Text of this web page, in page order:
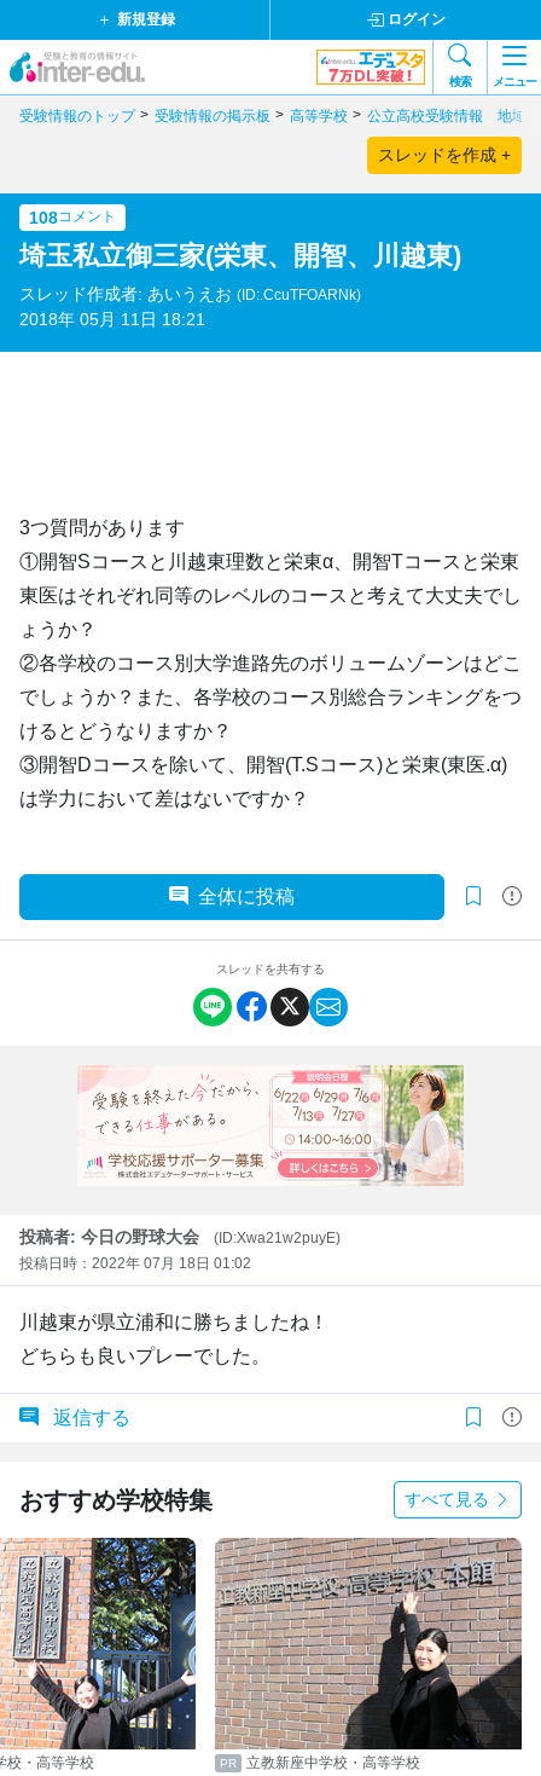
新規登録 ログイン
検索 メニュー
受験情報のトップ 受験情報の掲示板 高等学校 公立高校受験情報 地域別
スレッドを作成 +
108コメント
埼玉私立御三家(栄東、開智、川越東)
スレッド作成者: あいうえお (ID:.CcuTFOARNk)
2018年 05月 11日 18:21
3つ質問があります
①開智Sコースと川越東理数と栄東α、開智Tコースと栄東
東医はそれぞれ同等のレベルのコースと考えて大丈夫でし
ょうか？
②各学校のコース別大学進路先のボリュームゾーンはどこ
でしょうか？また、各学校のコース別総合ランキングをつ
けるとどうなりますか？
③開智Dコースを除いて、開智(T.Sコース)と栄東(東医.α)
は学力において差はないですか？
全体に投稿
スレッドを共有する
投稿者: 今日の野球大会
(ID:Xwa21w2puyE)
投稿日時：2022年 07月 18日 01:02
川越東が県立浦和に勝ちましたね！
どちらも良いプレーでした。
返信する
おすすめ学校特集 すべて見る
校・高等学校 立教新座中学校・高等学校